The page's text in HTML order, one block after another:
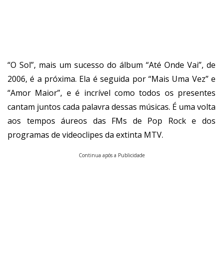
“O Sol”, mais um sucesso do álbum “Até Onde Vai”, de
2006, é a próxima. Ela é seguida por “Mais Uma Vez” e
“Amor Maior”, e é incrível como todos os presentes
cantam juntos cada palavra dessas músicas. É uma volta
aos tempos áureos das FMs de Pop Rock e dos
programas de videoclipes da extinta MTV.
Continua após a Publicidade